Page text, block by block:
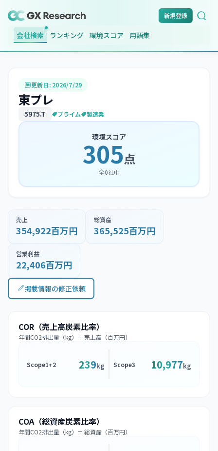
新規登録
会社検索 ランキング 環境スコア 用語集
更新日: 2026/7/29
東プレ
5975.T プライム 製造業
環境スコア
305点
全0社中
売上
354,922百万円
総資産
365,525百万円
営業利益
22,406百万円
掲載情報の修正依頼
COR（売上高炭素比率）
年間CO2排出量（kg）÷ 売上高（百万円）
Scope1+2 239kg Scope3 10,977kg
COA（総資産炭素比率）
年間CO2排出量（kg）÷ 総資産（百万円）